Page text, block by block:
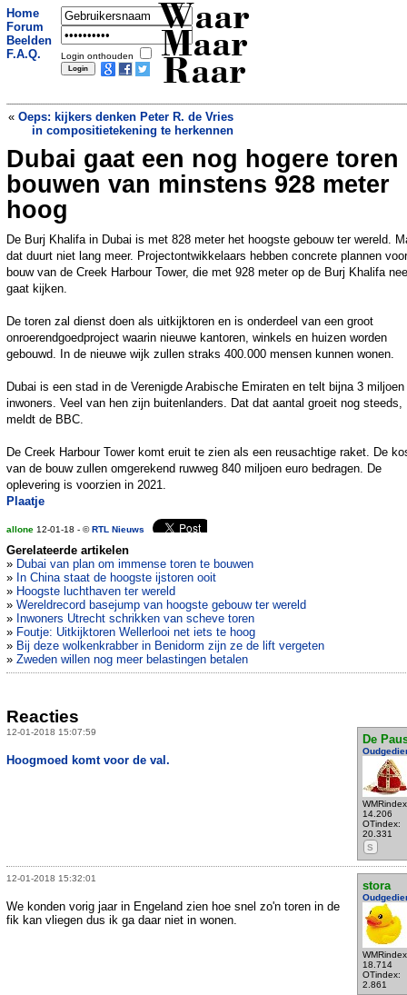
Home
Forum
Beelden
F.A.Q.
Login onthouden
Waar
Maar
Raar
« Oeps: kijkers denken Peter R. de Vries
in compositietekening te herkennen
Mannelijke schildpadden dreigen te
verdwijnen
»
Dubai gaat een nog hogere toren
bouwen van minstens 928 meter
hoog
De Burj Khalifa in Dubai is met 828 meter het hoogste gebouw ter wereld.
dat duurt niet lang meer. Projectontwikkelaars hebben concrete plannen
bouw van de Creek Harbour Tower, die met 928 meter op de Burj Khalifa
gaat kijken.
De toren zal dienst doen als uitkijktoren en is onderdeel van een groot
onroerendgoedproject waarin nieuwe kantoren, winkels en huizen worden
gebouwd. In de nieuwe wijk zullen straks 400.000 mensen kunnen wonen.
Dubai is een stad in de Verenigde Arabische Emiraten en telt bijna 3 miljoen
inwoners. Veel van hen zijn buitenlanders. Dat dat aantal groeit nog steeds,
meldt de BBC.
De Creek Harbour Tower komt eruit te zien als een reusachtige raket. De
van de bouw zullen omgerekend ruwweg 840 miljoen euro bedragen. De
oplevering is voorzien in 2021.
Plaatje
allone 12-01-18 - ©RTL Nieuws
Gerelateerde artikelen
» Dubai van plan om immense toren te bouwen
» In China staat de hoogste ijstoren ooit
» Hoogste luchthaven ter wereld
» Wereldrecord basejump van hoogste gebouw ter wereld
» Inwoners Utrecht schrikken van scheve toren
» Foutje: Uitkijktoren Wellerlooi net iets te hoog
» Bij deze wolkenkrabber in Benidorm zijn ze de lift vergeten
» Zweden willen nog meer belastingen betalen
Reacties
12-01-2018 15:07:59
De
14.206
OTindex:
20.331
S
Hoogmoed komt voor de val.
12-01-2018 15:32:01
stora
18.714
OTindex:
2.861
We konden vorig jaar in Engeland zien hoe snel zo'n toren in de
fik kan vliegen dus ik ga daar niet in wonen.